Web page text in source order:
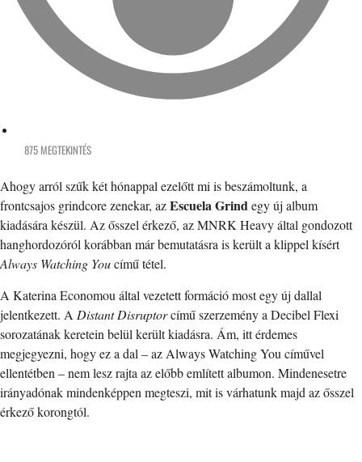
875 MEGTEKINTÉS
Ahogy arról szűk két hónappal ezelőtt mi is beszámoltunk, a
frontcsajos grindcore zenekar, azEscuela Grindegy új album
kiadására készül. Az ősszel érkező, az MNRK Heavy által gondozott
hanghordozóról korábban már bemutatásra is került a klippel kísért
Always Watching Youcímű tétel.
A Katerina Economou által vezetett formáció most egy új dallal
jelentkezett. A Distant Disruptorcímű szerzemény a Decibel Flexi
sorozatának keretein belül került kiadásra. Ám, itt érdemes
megjegyezni, hogy ez a dal – az Always Watching You cíművel
ellentétben – nem lesz rajta az előbb említett albumon. Mindenesetre
irányadónak mindenképpen megteszi, mit is várhatunk majd az ősszel
érkező korongtól.